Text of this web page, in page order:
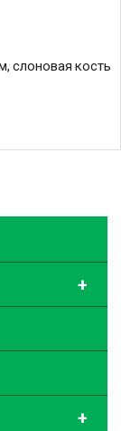
слоновая кость
+
+